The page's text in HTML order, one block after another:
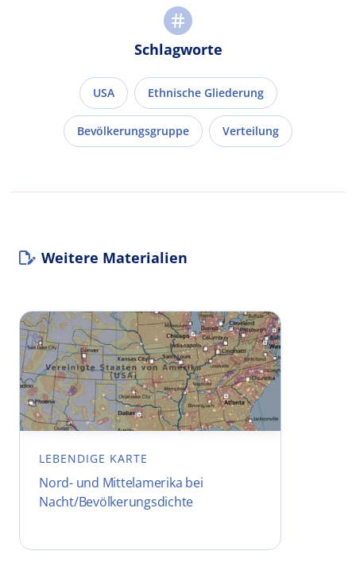
Schlagworte
USA Ethnische Gliederung
Bevölkerungsgruppe Verteilung
Weitere Materialien
LEBENDIGE KARTE
Nord- und Mittelamerika bei
Nacht/Bevölkerungsdichte